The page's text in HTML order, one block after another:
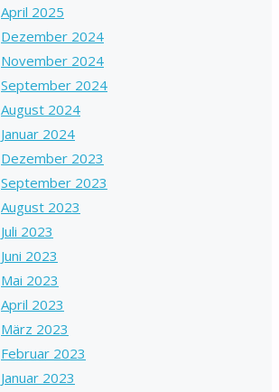
April 2025
Dezember 2024
November 2024
September 2024
August 2024
Januar 2024
Dezember 2023
September 2023
August 2023
Juli 2023
Juni 2023
Mai 2023
April 2023
März 2023
Februar 2023
Januar 2023